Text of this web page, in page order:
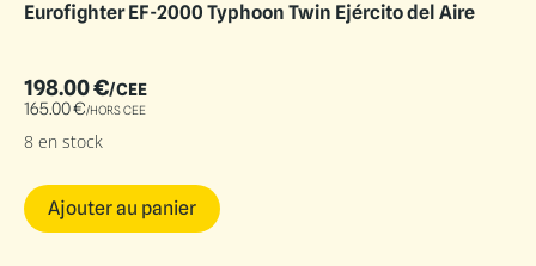
Eurofighter EF-2000 Typhoon Twin Ejército del Aire
198.00€/CEE
165.00€/HORS CEE
8 en stock
Ajouter au panier